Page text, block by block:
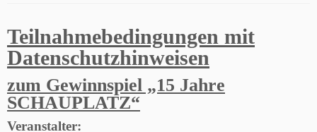
Teilnahmebedingungen mit
Datenschutzhinweisen
zum Gewinnspiel „15 Jahre
SCHAUPLATZ“
Veranstalter: